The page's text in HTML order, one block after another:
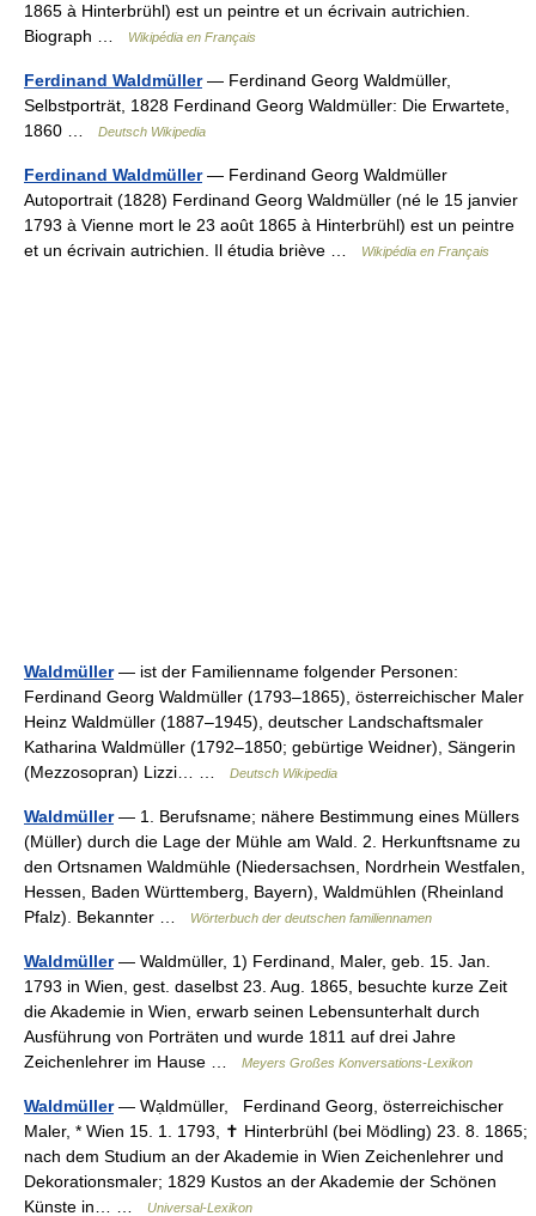
1865 à Hinterbrühl) est un peintre et un écrivain autrichien.
Biograph …
Wikipédia en Français
Ferdinand Waldmüller— Ferdinand Georg Waldmüller,
Selbstporträt, 1828 Ferdinand Georg Waldmüller: Die Erwartete,
1860 …
Deutsch Wikipedia
Ferdinand Waldmüller— Ferdinand Georg Waldmüller
Autoportrait (1828) Ferdinand Georg Waldmüller (né le 15 janvier
1793 à Vienne mort le 23 août 1865 à Hinterbrühl) est un peintre
et un écrivain autrichien. Il étudia briève …
Wikipédia en Français
Waldmüller— ist der Familienname folgender Personen:
Ferdinand Georg Waldmüller (1793–1865), österreichischer Maler
Heinz Waldmüller (1887–1945), deutscher Landschaftsmaler
Katharina Waldmüller (1792–1850; gebürtige Weidner), Sängerin
(Mezzosopran) Lizzi… …
Deutsch Wikipedia
Waldmüller— 1. Berufsname; nähere Bestimmung eines Müllers
(Müller) durch die Lage der Mühle am Wald. 2. Herkunftsname zu
den Ortsnamen Waldmühle (Niedersachsen, Nordrhein Westfalen,
Hessen, Baden Württemberg, Bayern), Waldmühlen (Rheinland
Pfalz). Bekannter …
Wörterbuch der deutschen familiennamen
Waldmüller— Waldmüller, 1) Ferdinand, Maler, geb. 15. Jan.
1793 in Wien, gest. daselbst 23. Aug. 1865, besuchte kurze Zeit
die Akademie in Wien, erwarb seinen Lebensunterhalt durch
Ausführung von Porträten und wurde 1811 auf drei Jahre
Zeichenlehrer im Hause …
Meyers Großes Konversations-Lexikon
Waldmüller— Wạldmüller, Ferdinand Georg, österreichischer
Maler, * Wien 15. 1. 1793, ✝ Hinterbrühl (bei Mödling) 23. 8. 1865;
nach dem Studium an der Akademie in Wien Zeichenlehrer und
Dekorationsmaler; 1829 Kustos an der Akademie der Schönen
Künste in… …
Universal-Lexikon